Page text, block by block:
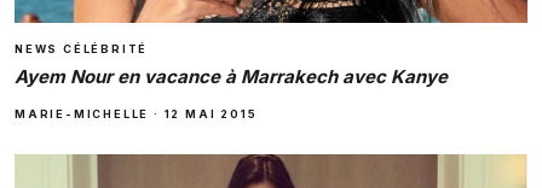
NEWS CÉLÉBRITÉ
Ayem Nour en vacance à Marrakech avec Kanye
MARIE-MICHELLE · 12 MAI 2015